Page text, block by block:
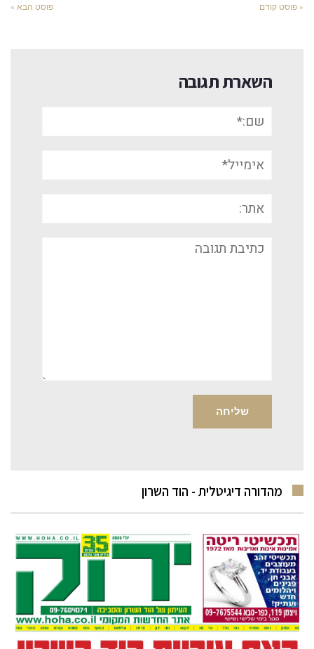
« פוסט קודם פוסט הבא »
השארת תגובה
אימייל*
תגובה
מהדורה דיגיטלית - הוד השרון